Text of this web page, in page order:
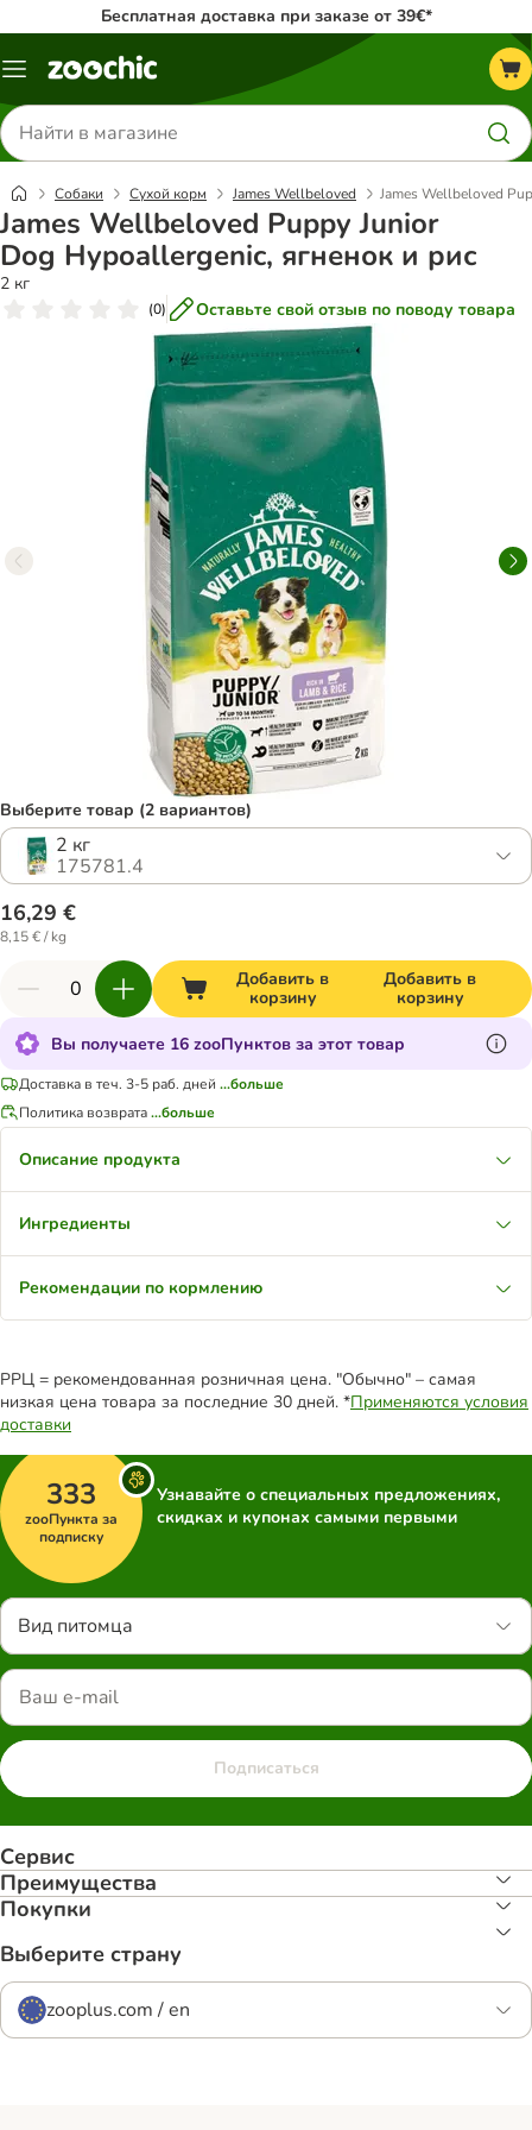
Бесплатная доставка при заказе от 39€*
Каталог
Поиск
товаров
Собаки Сухой корм James Wellbeloved James Wellbeloved
James Wellbeloved Puppy Junior
Dog Hypoallergenic, ягненок и рис
2 кг
(0) Оставьте свой отзыв по поводу товара
Выберите товар (2 вариантов)
2 кг
175781.4
16,29 €
8,15 € / kg
Добавить в
корзину
Добавить в
корзину
Вы получаете 16 zooПунктов за этот товар
Доставка в теч. 3-5 раб. дней ...больше
Политика возврата...больше
Описание продукта
Ингредиенты
Рекомендации по кормлению
РРЦ = рекомендованная розничная цена. "Обычно" – самая
низкая цена товара за последние 30 дней. *Применяются условия
доставки
333
zooПункта за
подписку
Узнавайте о специальных предложениях,
скидках и купонах самыми первыми
Вид питомца
Подписаться
Сервис
Преимуществa
Покупки
Выберите страну
zooplus.com / en